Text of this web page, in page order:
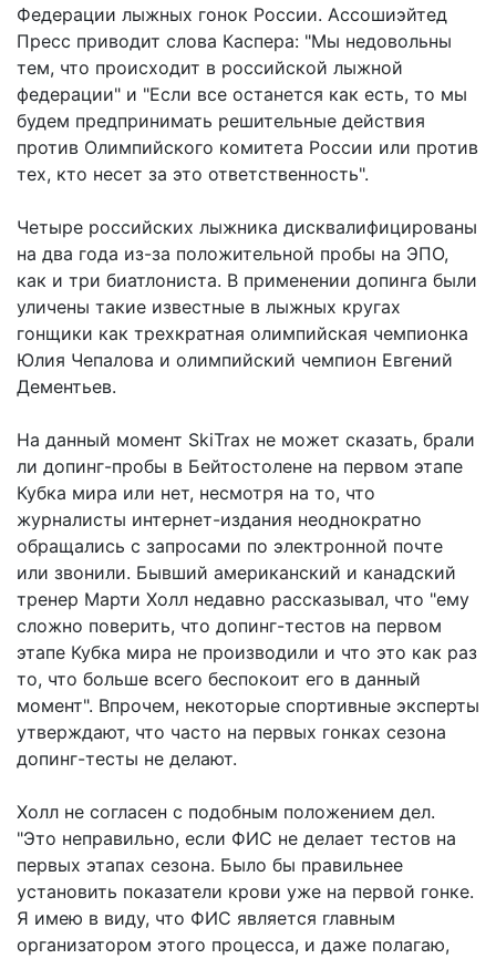
Федерации лыжных гонок России. Ассошиэйтед
Пресс приводит слова Каспера: "Мы недовольны
тем, что происходит в российской лыжной
федерации" и "Если все останется как есть, то мы
будем предпринимать решительные действия
против Олимпийского комитета России или против
тех, кто несет за это ответственность".
Четыре российских лыжника дисквалифицированы
на два года из-за положительной пробы на ЭПО,
как и три биатлониста. В применении допинга были
уличены такие известные в лыжных кругах
гонщики как трехкратная олимпийская чемпионка
Юлия Чепалова и олимпийский чемпион Евгений
Дементьев.
На данный момент SkiTrax не может сказать, брали
ли допинг-пробы в Бейтостолене на первом этапе
Кубка мира или нет, несмотря на то, что
журналисты интернет-издания неоднократно
обращались с запросами по электронной почте
или звонили. Бывший американский и канадский
тренер Марти Холл недавно рассказывал, что "ему
сложно поверить, что допинг-тестов на первом
этапе Кубка мира не производили и что это как раз
то, что больше всего беспокоит его в данный
момент". Впрочем, некоторые спортивные эксперты
утверждают, что часто на первых гонках сезона
допинг-тесты не делают.
Холл не согласен с подобным положением дел.
"Это неправильно, если ФИС не делает тестов на
первых этапах сезона. Было бы правильнее
установить показатели крови уже на первой гонке.
Я имею в виду, что ФИС является главным
организатором этого процесса, и даже полагаю,